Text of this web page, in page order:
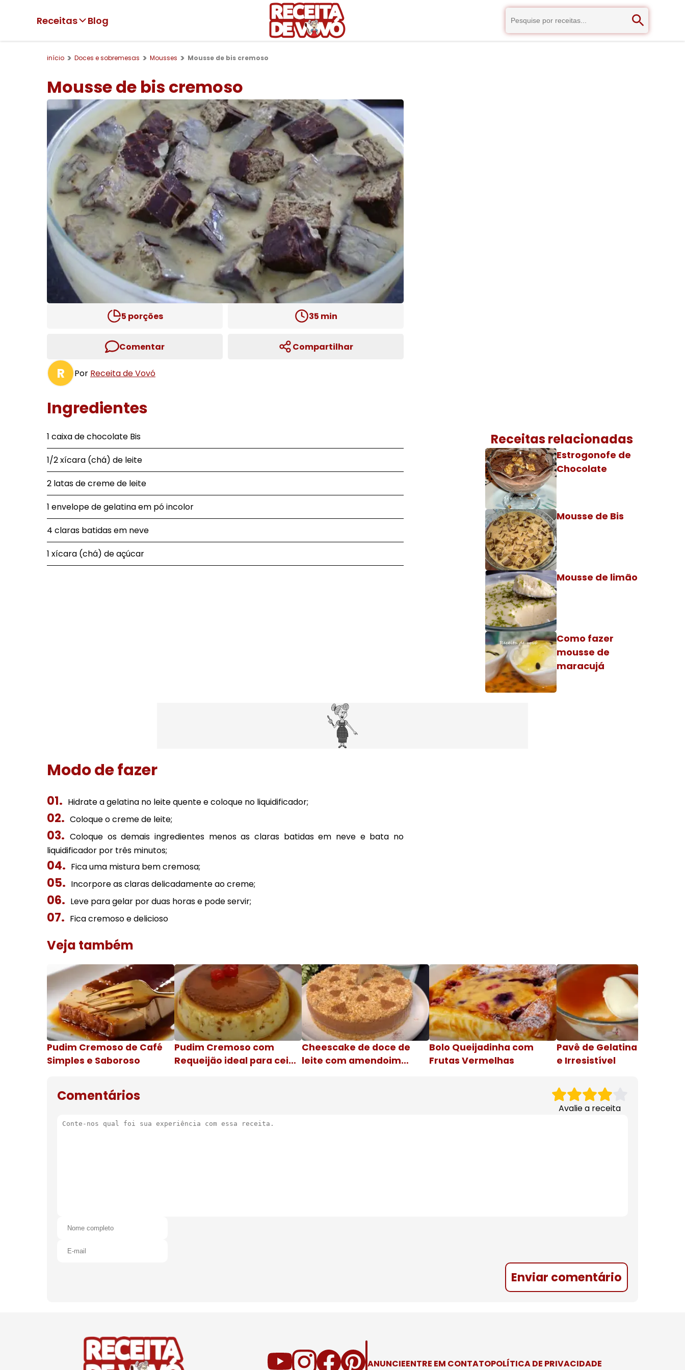
Receitas Blog
início Doces e sobremesas Mousses Mousse de bis cremoso
Mousse de bis cremoso
5 porções 35 min
Comentar Compartilhar
R Por Receita de Vovó
Ingredientes
1 caixa de chocolate Bis
1/2 xícara (chá) de leite
2 latas de creme de leite
1 envelope de gelatina em pó incolor
4 claras batidas em neve
1 xícara (chá) de açúcar
Receitas relacionadas
Estrogonofe de
Chocolate
Mousse de Bis
Mousse de limão
Como fazer
mousse de
maracujá
Modo de fazer
Hidrate a gelatina no leite quente e coloque no liquidificador;
Coloque o creme de leite;
Coloque os demais ingredientes menos as claras batidas em neve e bata no
liquidificador por três minutos;
Fica uma mistura bem cremosa;
Incorpore as claras delicadamente ao creme;
Leve para gelar por duas horas e pode servir;
Fica cremoso e delicioso
Veja também
Pudim Cremoso de Café
Simples e Saboroso
Pudim Cremoso com
Requeijão ideal para ceia
Cheescake de doce de
leite com amendoim
Bolo Queijadinha com
Frutas Vermelhas
Pavê de Gelatina Cremosa
e Irresistível
Comentários
Avalie a receita
Enviar comentário
ANUNCIEENTRE EM CONTATOPOLÍTICA DE PRIVACIDADE